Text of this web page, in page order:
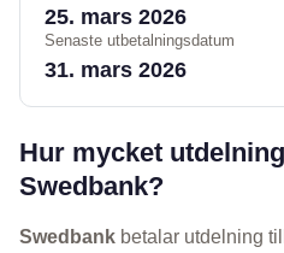
25. mars 2026
Senaste utbetalningsdatum
31. mars 2026
Hur mycket
Swedbank?
Swedbank betalar utdelning